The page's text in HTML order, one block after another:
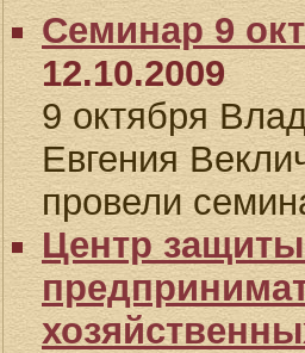
Семинар 9
12.10.2009
9 октября
Евгения
провели
Центр